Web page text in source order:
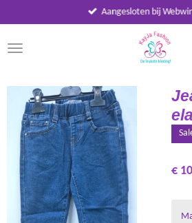
direct
naar
de
Aangesloten bij
€